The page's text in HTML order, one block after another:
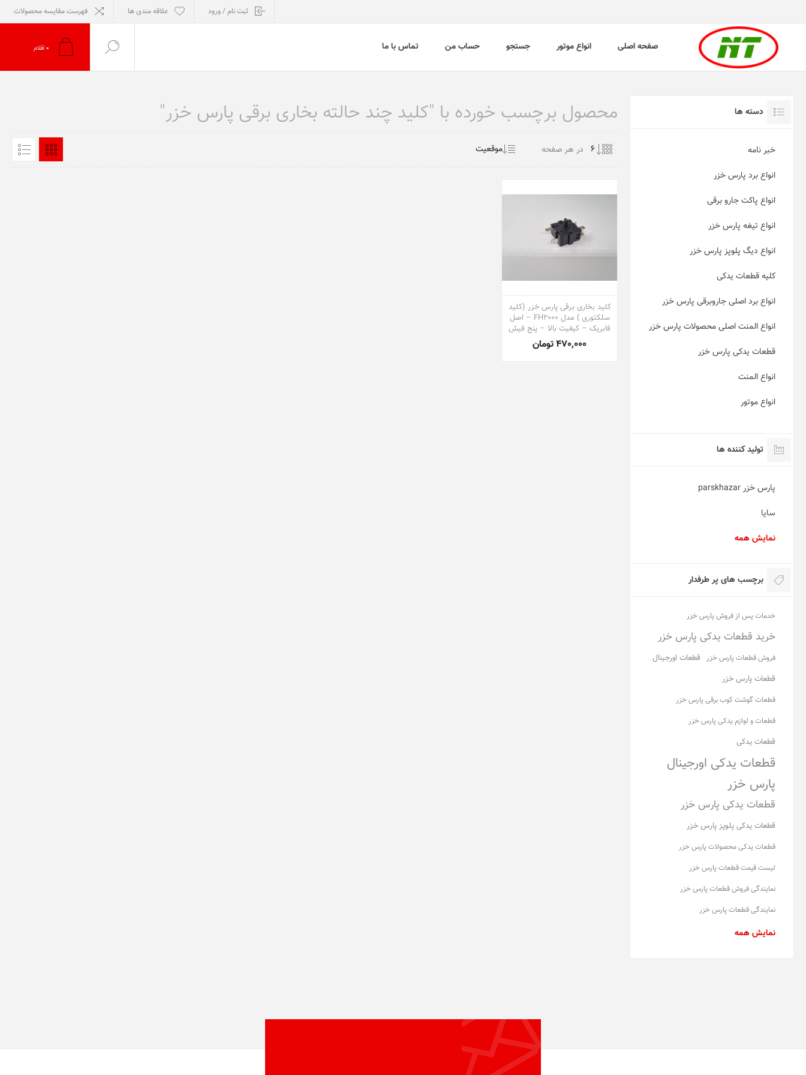
ثبت نام / ورود علاقه مندی ها فهرست مقایسه محصولات
صفحه اصلی انواع موتور جستجو حساب من تماس با ما 0 اقلام
محصول برچسب خورده با "کلید چند حالته بخاری برقی پارس خزر"
در هر صفحه
کلید بخاری برقی پارس خزر (کلید
سلکتوری ) مدل FH2000 – اصل
فابریک – کیفیت بالا – پنج فیش
470,000 تومان
دسته ها
خبر نامه
انواع برد پارس خزر
انواع پاکت جارو برقی
انواع تیغه پارس خزر
انواع دیگ پلوپز پارس خزر
کلیه قطعات یدکی
انواع برد اصلی جاروبرقی پارس خزر
انواع المنت اصلی محصولات پارس خزر
قطعات یدکی پارس خزر
انواع المنت
انواع موتور
تولید کننده ها
پارس خزر parskhazar
سایا
نمایش همه
برچسب های پر طرفدار
خدمات پس از فروش پارس خزر
خرید قطعات یدکی پارس خزر
فروش قطعات پارس خزر
قطعات اورجینال
قطعات پارس خزر
قطعات گوشت کوب برقی پارس خزر
قطعات و لوازم یدکی پارس خزر
قطعات یدکی
قطعات یدکی اورجینال
پارس خزر
قطعات یدکی پارس خزر
قطعات یدکی پلوپز پارس خزر
قطعات یدکی محصولات پارس خزر
لیست قیمت قطعات پارس خزر
نمایندگی فروش قطعات پارس خزر
نمایندگی قطعات پارس خزر
نمایش همه